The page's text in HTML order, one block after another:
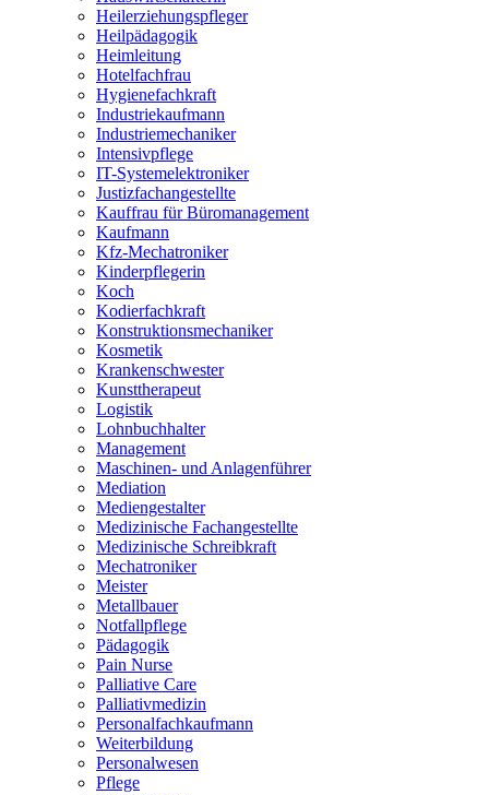
Heilerziehungspfleger
Heilpädagogik
Heimleitung
Hotelfachfrau
Hygienefachkraft
Industriekaufmann
Industriemechaniker
Intensivpflege
IT-Systemelektroniker
Justizfachangestellte
Kauffrau für Büromanagement
Kaufmann
Kfz-Mechatroniker
Kinderpflegerin
Koch
Kodierfachkraft
Konstruktionsmechaniker
Kosmetik
Krankenschwester
Kunsttherapeut
Logistik
Lohnbuchhalter
Management
Maschinen- und Anlagenführer
Mediation
Mediengestalter
Medizinische Fachangestellte
Medizinische Schreibkraft
Mechatroniker
Meister
Metallbauer
Notfallpflege
Pädagogik
Pain Nurse
Palliative Care
Palliativmedizin
Personalfachkaufmann
Weiterbildung
Personalwesen
Pflege